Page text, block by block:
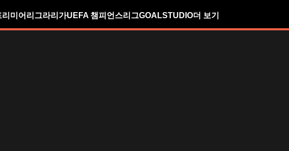
리미어리그라리가UEFA 챔피언스리그GOALSTUDIO더 보기